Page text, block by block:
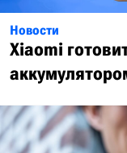
Новости
Xiaomi